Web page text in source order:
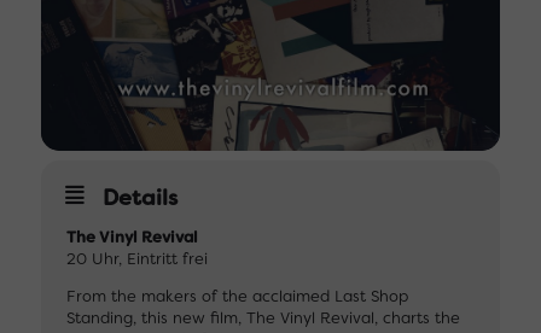
Details
The Vinyl Revival
20 Uhr, Eintritt frei
From the makers of the acclaimed Last Shop
Standing, this new film, The Vinyl Revival, charts the